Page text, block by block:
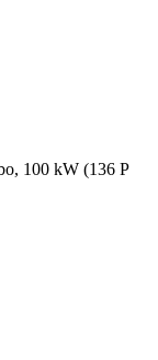
100 kW (136 P